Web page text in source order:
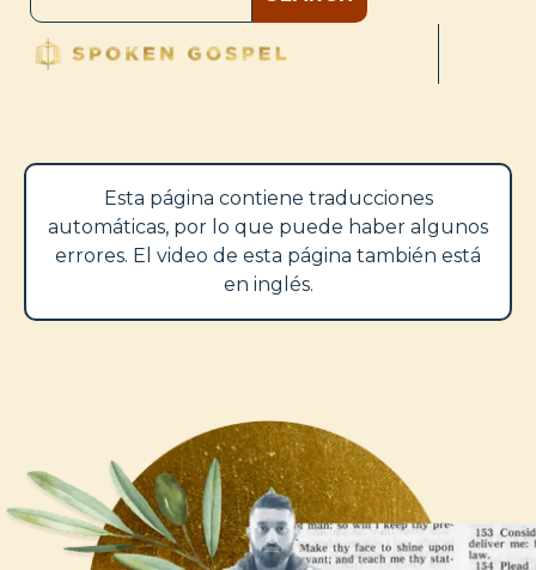
Esta página contiene traducciones
automáticas, por lo que puede haber algunos
errores. El video de esta página también está
en inglés.